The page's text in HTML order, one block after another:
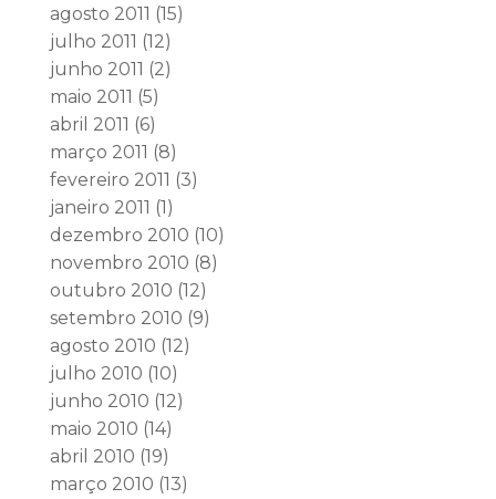
agosto 2011 (15)
julho 2011 (12)
junho 2011 (2)
maio 2011 (5)
abril 2011 (6)
março 2011 (8)
fevereiro 2011 (3)
janeiro 2011 (1)
dezembro 2010 (10)
novembro 2010 (8)
outubro 2010 (12)
setembro 2010 (9)
agosto 2010 (12)
julho 2010 (10)
junho 2010 (12)
maio 2010 (14)
abril 2010 (19)
março 2010 (13)